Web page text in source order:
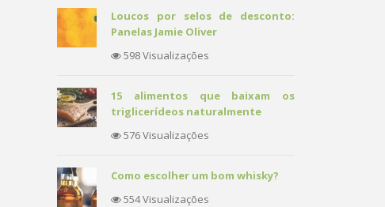
Loucos por selos de desconto:
Panelas Jamie Oliver
598 Visualizações
15 alimentos que baixam os
triglicerídeos naturalmente
576 Visualizações
Como escolher um bom whisky?
554 Visualizações